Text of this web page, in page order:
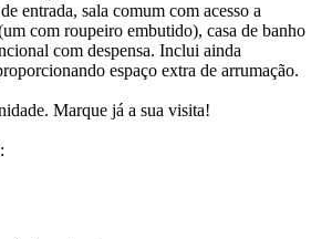
entrada, sala comum com acesso a
com roupeiro embutido), casa de banho
com despensa. Inclui ainda
espaço extra de arrumação.
Marque já a sua visita!